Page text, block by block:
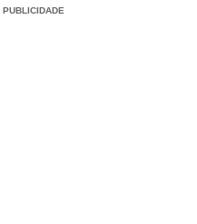
PUBLICIDADE